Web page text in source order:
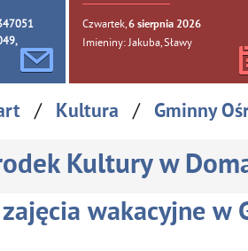
Czwartek, 6sierpnia 2026
Imieniny: Jakuba, Sławy
/ Kultura / Gminny
Kultury w
wakacyjne w